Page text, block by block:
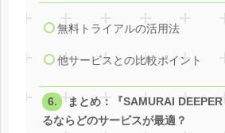
無料トライアルの活用法
他サービスとの比較ポイント
まとめ：『SAMURAI
るならどのサービスが最適？